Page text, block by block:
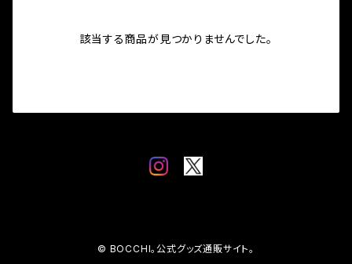
該当する商品が見つかりませんでした。
© BOCCHI。公式グッズ通販サイト。